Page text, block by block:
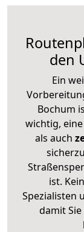
den
Ein
Bochum
wichtig,
als auch
ist.
Spezialisten
damit